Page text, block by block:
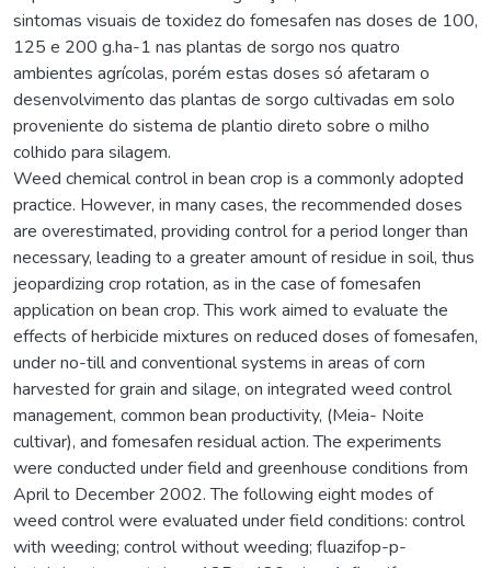
sintomas visuais de toxidez do fomesafen nas doses de 100,
125 e 200 g.ha-1 nas plantas de sorgo nos quatro
ambientes agrícolas, porém estas doses só afetaram o
desenvolvimento das plantas de sorgo cultivadas em solo
proveniente do sistema de plantio direto sobre o milho
colhido para silagem.
Weed chemical control in bean crop is a commonly adopted
practice. However, in many cases, the recommended doses
are overestimated, providing control for a period longer than
necessary, leading to a greater amount of residue in soil, thus
jeopardizing crop rotation, as in the case of fomesafen
application on bean crop. This work aimed to evaluate the
effects of herbicide mixtures on reduced doses of fomesafen,
under no-till and conventional systems in areas of corn
harvested for grain and silage, on integrated weed control
management, common bean productivity, (Meia- Noite
cultivar), and fomesafen residual action. The experiments
were conducted under field and greenhouse conditions from
April to December 2002. The following eight modes of
weed control were evaluated under field conditions: control
with weeding; control without weeding; fluazifop-p-